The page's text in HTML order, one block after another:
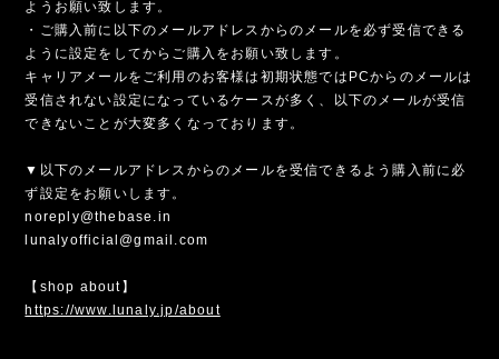
ようお願い致します。
・ご購入前に以下のメールアドレスからのメールを必ず受信できる
ように設定をしてからご購入をお願い致します。
キャリアメールをご利用のお客様は初期状態ではPCからのメールは
受信されない設定になっているケースが多く、以下のメールが受信
できないことが大変多くなっております。
▼以下のメールアドレスからのメールを受信できるよう購入前に必
ず設定をお願いします。
noreply@thebase.in
lunalyofficial@gmail.com
【shop about】
https://www.lunaly.jp/about